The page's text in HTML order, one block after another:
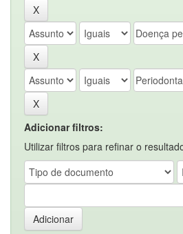
Adicionar filtros:
Utilizar filtros para refinar o